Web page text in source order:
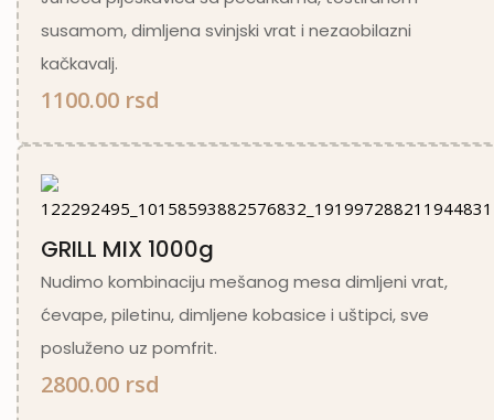
susamom, dimljena svinjski vrat i nezaobilazni
kačkavalj.
1100.00 rsd
GRILL MIX 1000g
Nudimo kombinaciju mešanog mesa dimljeni vrat,
ćevape, piletinu, dimljene kobasice i uštipci, sve
posluženo uz pomfrit.
2800.00 rsd